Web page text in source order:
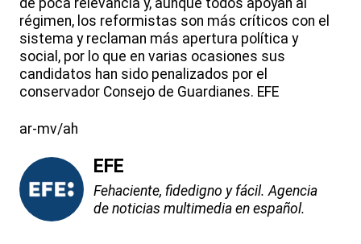
de poca relevancia y, aunque todos apoyan al
régimen, los reformistas son más críticos con el
sistema y reclaman más apertura política y
social, por lo que en varias ocasiones sus
candidatos han sido penalizados por el
conservador Consejo de Guardianes. EFE
ar-mv/ah
EFE
Fehaciente, fidedigno y fácil. Agencia
de noticias multimedia en español.